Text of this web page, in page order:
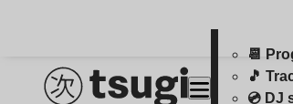
📆
🎵
💿 DJ